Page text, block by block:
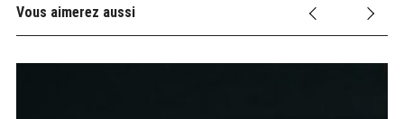
Vous aimerez aussi